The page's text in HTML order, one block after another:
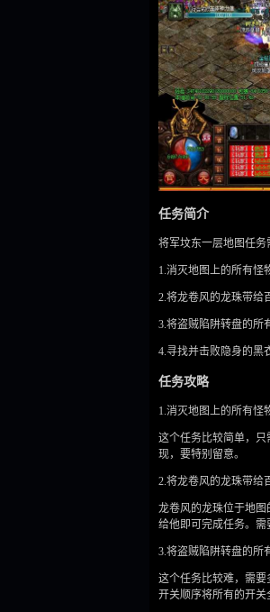
任务简介
将军坟东一层地图任
1.消灭地图上的所有怪
2.将龙卷风的龙珠带给
3.将盗贼陷阱转盘的所
4.寻找并击败隐身的黑
任务攻略
1.消灭地图上的所有怪
这个任务比较简单，
现，要特别留意。
2.将龙卷风的龙珠带给
龙卷风的龙珠位于地
给他即可完成任务。
3.将盗贼陷阱转盘的所
这个任务比较难，需
开关顺序将所有的开